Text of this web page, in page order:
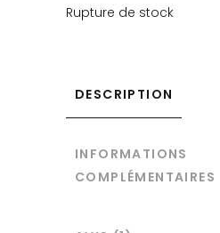
Rupture de stock
DESCRIPTION
INFORMATIONS
COMPLÉMENTAIRES